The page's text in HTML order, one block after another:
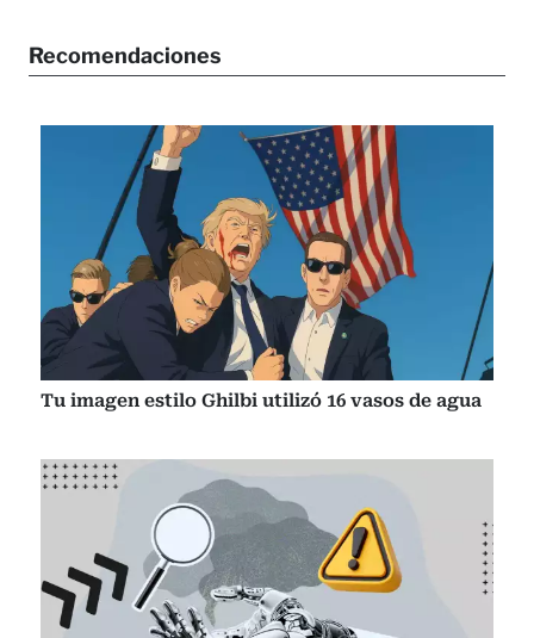
Recomendaciones
Tu imagen estilo Ghilbi utilizó 16 vasos de agua